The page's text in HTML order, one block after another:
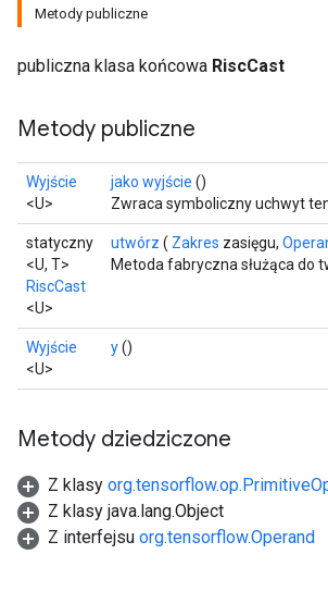
Metody publiczne
publiczna klasa końcowa RiscCast
Metody publiczne
Wyjście
<U>
jako wyjście ()
Zwraca symboliczny uchwyt
statyczny
<U, T>
RiscCast
<U>
utwórz ( Zakres zasięgu,
Metoda fabryczna służąca do
Wyjście
<U>
y()
Metody dziedziczone
Z klasy
Z klasy java.lang.Object
Z interfejsu org.tensorflow.Operand